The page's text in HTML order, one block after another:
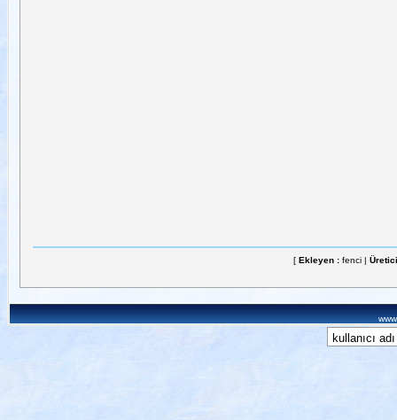
[ Ekleyen : fenci |